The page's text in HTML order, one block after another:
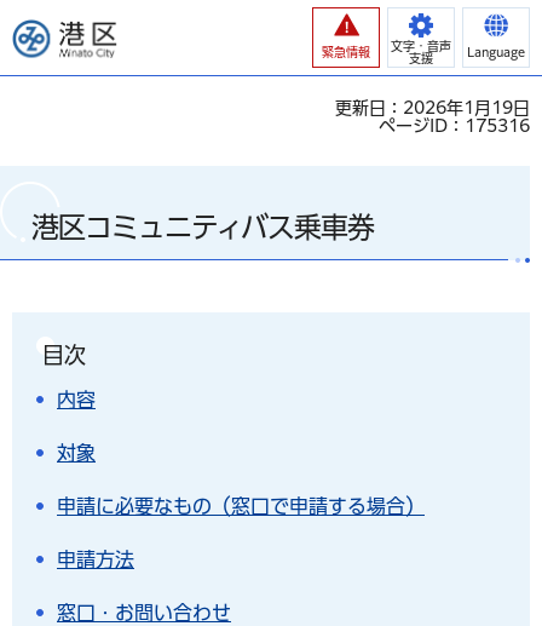
港区
緊急情報
文字・音声
支援
Language
更新日：2026年1月19日
ページID：175316
港区コミュニティバス乗車券
目次
内容
対象
申請に必要なもの（窓口で申請する場合）
申請方法
窓口・お問い合わせ